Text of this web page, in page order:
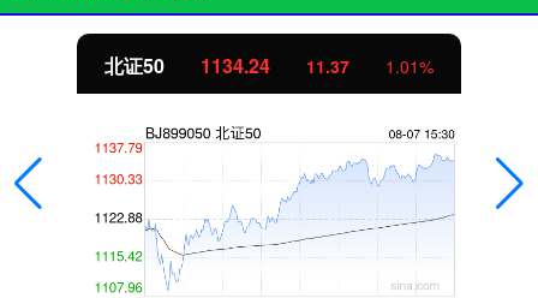
北证50 1134.24 11.37 1.01%